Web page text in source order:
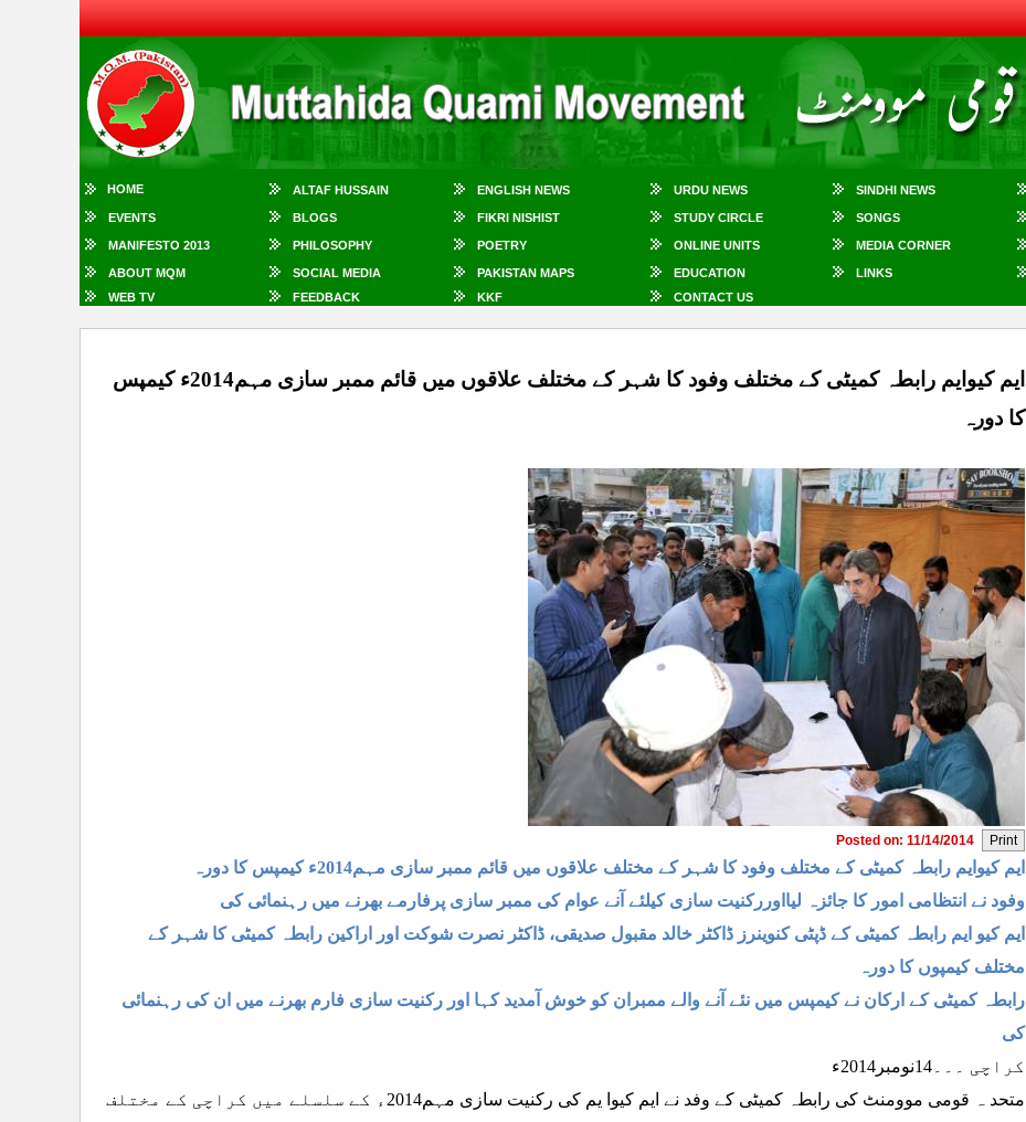
HOME ALTAF HUSSAIN ENGLISH NEWS URDU NEWS SINDHI NEWS
EVENTS BLOGS FIKRI NISHIST STUDY CIRCLE SONGS
MANIFESTO 2013 PHILOSOPHY POETRY ONLINE UNITS MEDIA CORNER
ABOUT MQM SOCIAL MEDIA PAKISTAN MAPS EDUCATION LINKS
WEB TV
FEEDBACK KKF CONTACT US
ایم کیوایم رابطہ کمیٹی کے مختلف وفود کا شہر کے مختلف علاقوں میں قائم ممبر سازی مہم2014ء کیمپس
کا دورہ
Posted on: 11/14/2014
ایم کیوایم رابطہ کمیٹی کے مختلف وفود کا شہر کے مختلف علاقوں میں قائم ممبر سازی مہم2014ء کیمپس کا دورہ
وفود نے انتظامی امور کا جائزہ لیااوررکنیت سازی کیلئے آنے عوام کی ممبر سازی پرفارمے بھرنے میں رہنمائی کی
ایم کیو ایم رابطہ کمیٹی کے ڈپٹی کنوینرز ڈاکٹر خالد مقبول صدیقی، ڈاکٹر نصرت شوکت اور اراکین رابطہ کمیٹی کا شہر کے
مختلف کیمپوں کا دورہ
رابطہ کمیٹی کے ارکان نے کیمپس میں نئے آنے والے ممبران کو خوش آمدید کہا اور رکنیت سازی فارم بھرنے میں ان کی رہنمائی
کی
کراچی ۔۔۔14نومبر2014ء
متحد ہ قومی موومنٹ کی رابطہ کمیٹی کے وفد نے ایم کیوا یم کی رکنیت سازی مہم2014ء کے سلسلے میں کراچی کے مختلف